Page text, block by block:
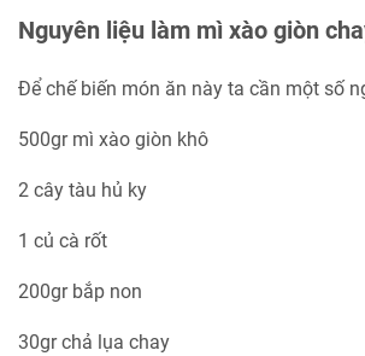
Nguyên liệu làm mì xào giòn
Để chế biến món ăn này ta cần một số
500gr mì xào giòn khô
2 cây tàu hủ ky
1 củ cà rốt
200gr bắp non
30gr chả lụa chay